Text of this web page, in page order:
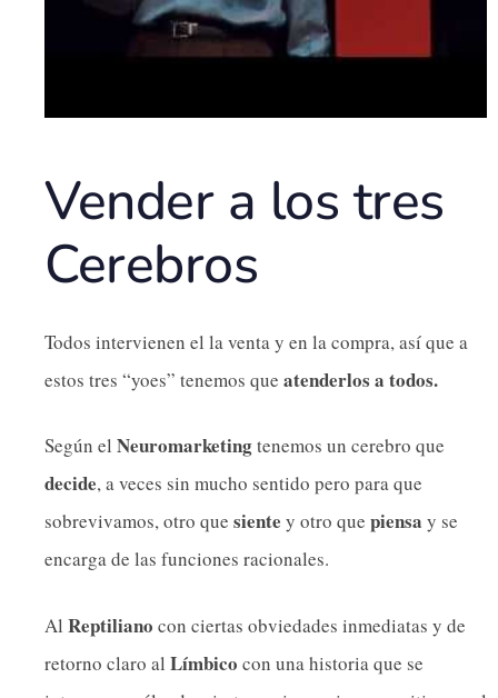
Vender a los tres
Cerebros
Todos intervienen el la venta y en la compra, así que a
estos tres “yoes” tenemos que atenderlos a todos.
Según el Neuromarketingtenemos un cerebro que
decide, a veces sin mucho sentido pero para que
sobrevivamos, otro que siente y otro que piensa y se
encarga de las funciones racionales.
Al Reptiliano con ciertas obviedades inmediatas y de
retorno claro al Límbico con una historia que se